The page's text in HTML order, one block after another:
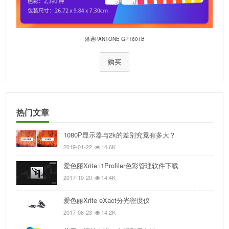
潘通PANTONE GP1601B
购买
热门文章
1080P显示器与2k的差别究竟有多大？
2019-01-22 14.6K
爱色丽Xrite i1Profiler色彩管理软件下载
2017-10-20 14.4K
爱色丽Xrite eXact分光密度仪
2017-06-23 14.2K